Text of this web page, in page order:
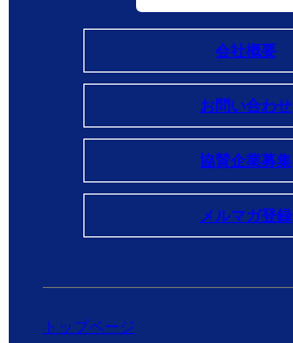
会社概要
お問い合わせ
協賛企業募集
メルマガ登録
トップページ